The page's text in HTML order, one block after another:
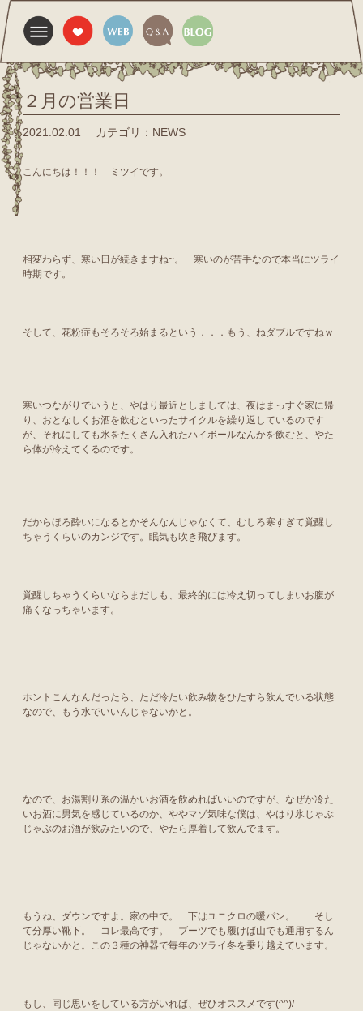
２月の営業日
2021.02.01 カテゴリ：NEWS
こんにちは！！！ ミツイです。
相変わらず、寒い日が続きますね~。 寒いのが苦手なので本当にツライ
時期です。
そして、花粉症もそろそろ始まるという．．．もう、ねダブルですねｗ
寒いつながりでいうと、やはり最近としましては、夜はまっすぐ家に帰
り、おとなしくお酒を飲むといったサイクルを繰り返しているのです
が、それにしても氷をたくさん入れたハイボールなんかを飲むと、やた
ら体が冷えてくるのです。
だからほろ酔いになるとかそんなんじゃなくて、むしろ寒すぎて覚醒し
ちゃうくらいのカンジです。眠気も吹き飛びます。
覚醒しちゃうくらいならまだしも、最終的には冷え切ってしまいお腹が
痛くなっちゃいます。
ホントこんなんだったら、ただ冷たい飲み物をひたすら飲んでいる状態
なので、もう水でいいんじゃないかと。
なので、お湯割り系の温かいお酒を飲めればいいのですが、なぜか冷た
いお酒に男気を感じているのか、ややマゾ気味な僕は、やはり氷じゃぶ
じゃぶのお酒が飲みたいので、やたら厚着して飲んでます。
もうね、ダウンですよ。家の中で。 下はユニクロの暖パン。 そし
て分厚い靴下。 コレ最高です。 ブーツでも履けば山でも通用するん
じゃないかと。この３種の神器で毎年のツライ冬を乗り越えています。
もし、同じ思いをしている方がいれば、ぜひオススメです(^^)/